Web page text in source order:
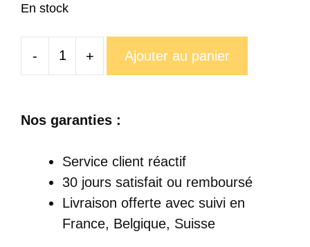
En stock
-
quantité
à
Fleurs
+ Ajouter au panier
Nos garanties :
Service client réactif
30 jours satisfait ou remboursé
Livraison offerte avec suivi en
France, Belgique, Suisse